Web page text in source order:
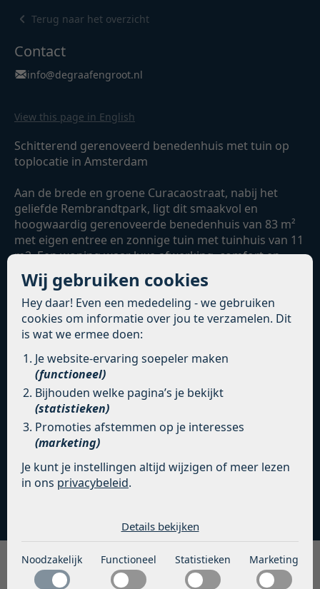
Wij gebruiken cookies
Hey daar! Even een mededeling - we gebruiken
cookies om informatie over jou te verzamelen. Dit
is wat we ermee doen:
Je website-ervaring soepeler maken
(functioneel)
Bijhouden welke pagina’s je bekijkt
(statistieken)
Promoties afstemmen op je interesses
(marketing)
Je kunt je instellingen altijd wijzigen of meer lezen
in ons privacybeleid.
Noodzakelijke cookies helpen een website bruikbaar te
maken door basisfuncties zoals paginanavigatie en
Functioneel
Details bekijken
Noodzakelijk Functioneel Statistieken Marketing
Terug naar het overzicht
Contact
info@degraafengroot.nl
View this page in English
Schitterend gerenoveerd benedenhuis met tuin op
toplocatie in Amsterdam
Aan de brede en groene Curacaostraat, nabij het
geliefde Rembrandtpark, ligt dit smaakvol en
hoogwaardig gerenoveerde benedenhuis van 83 m²
met eigen entree en zonnige tuin met tuinhuis van 11
m2. Een woning waar luxe afwerking, comfort en
sfeer samenkomen – en waar binnen en buiten
nagenoeg naadloos in elkaar overlopen.
INDELING
Via de eigen voordeur bereikt u de hal met ruimte
voor de garderobe en net separaat toilet.
De hoofdslaapkamer is van uitstekend formaat en
krijgt extra charme door de sfeervolle erker. De op
maat gemaakte kledingkasten bieden verrassend
veel bergruimte, zonder te overheersen – ideaal voor
een altijd opgeruimd huis.
De luxe badkamer is een echte blikvanger: voorzien
dubbele wastafel en een aparte ruimte voor de
was-/droogopstelling.
Een fraaie stalen deur met glas leidt naar het hart van
VERDER LEZEN